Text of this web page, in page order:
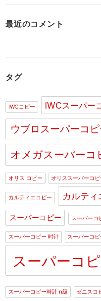
最近のコメント
タグ
IWCコピー IWCスーパー
ウブロスーパーコ
オメガスーパーコ
オリス コピー オリススーパーコピ
カルティエコピー カルテ
スーパーコピー スーパーコ
スーパーコピー 时计 スーパーコ
スーパーコ
スーパーコピー時計 n級 ゼニスコ